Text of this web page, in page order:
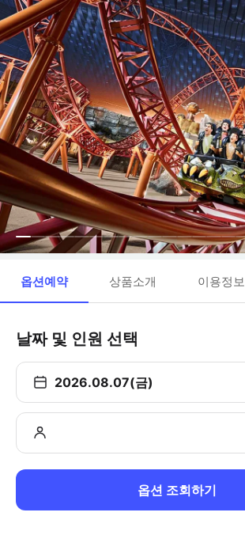
옵션예약 상품소개 이용정보
날짜 및 인원 선택
2026.08.07(금)
옵션 조회하기